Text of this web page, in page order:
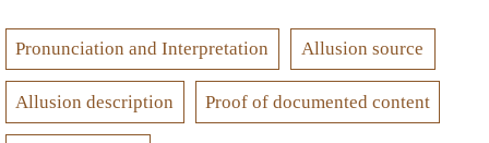
Pronunciation and Interpretation Allusion source
Allusion description Proof of documented content